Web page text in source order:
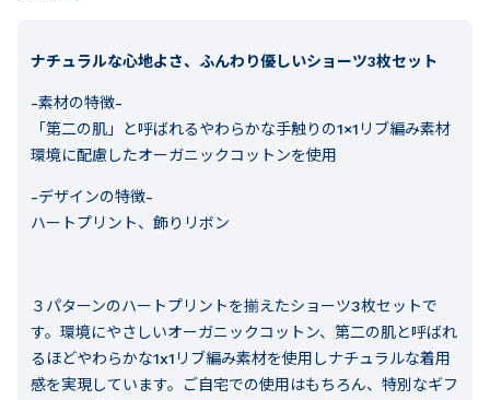
ナチュラルな心地よさ、ふんわり優しいショーツ3枚セット
-素材の特徴-
「第二の肌」と呼ばれるやわらかな手触りの1×1リブ編み素材
環境に配慮したオーガニックコットンを使用
-デザインの特徴-
ハートプリント、飾りリボン
３パターンのハートプリントを揃えたショーツ3枚セットで
す。環境にやさしいオーガニックコットン、第二の肌と呼ばれ
るほどやわらかな1x1リブ編み素材を使用しナチュラルな着用
感を実現しています。ご自宅での使用はもちろん、特別なギフ